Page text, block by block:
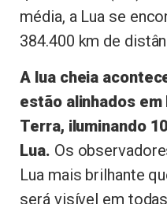
média, a Lua se
384.400 km de
A lua cheia
estão alinhados
Terra, iluminando
Lua. Os
Lua mais brilhante
será visível em